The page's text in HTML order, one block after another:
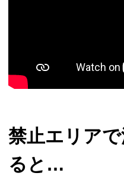
禁止エリア
ると…